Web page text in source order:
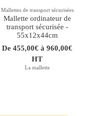
Mallettes de transport sécurisées
Mallette ordinateur de
transport sécurisée -
55x12x44cm
De 455,00€ à 960,00€
HT
La mallette